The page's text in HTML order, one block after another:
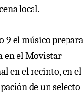
local.
9 el músico prepara
en el Movistar
en el recinto, en el
de un selecto